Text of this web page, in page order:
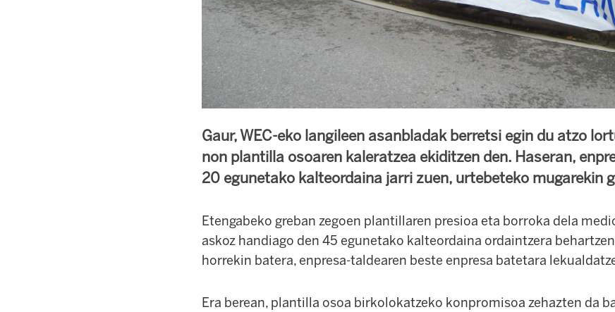
Gaur, WEC-eko langileen asanbladak berretsi egin du atzo
non plantilla osoaren kaleratzea ekiditzen den. Haseran,
20 egunetako kalteordaina jarri zuen, urtebeteko mugarekin
Etengabeko greban zegoen plantillaren presioa eta borroka dela
askoz handiago den 45 egunetako kalteordaina ordaintzera
horrekin batera, enpresa-taldearen beste enpresa batetara
Era berean, plantilla osoa birkolokatzeko konpromisoa zehazten da